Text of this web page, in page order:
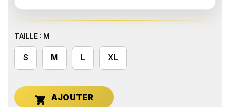
TAILLE : M
S M L XL
